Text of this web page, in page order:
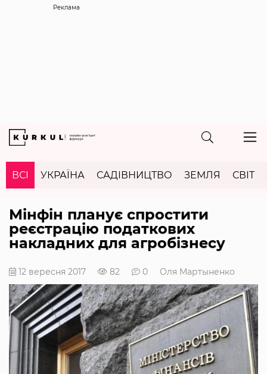
Реклама
ВСІ УКРАЇНА САДІВНИЦТВО ЗЕМЛЯ СВІТ
Мінфін планує спростити
реєстрацію податкових
накладних для агробізнесу
12 вересня 2017 82 0 Оля Мартыненко